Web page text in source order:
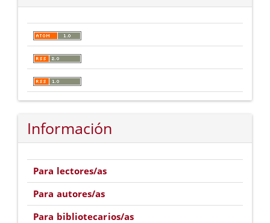
Información
Para lectores/as
Para autores/as
Para bibliotecarios/as